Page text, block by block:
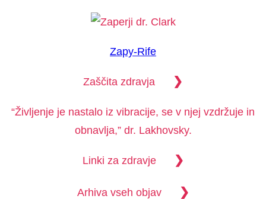
Zapy-Rife
Zaščita zdravja ❯
“Življenje je nastalo iz vibracije, se v njej vzdržuje in
obnavlja,” dr. Lakhovsky.
Linki za zdravje ❯
Arhiva vseh objav ❯